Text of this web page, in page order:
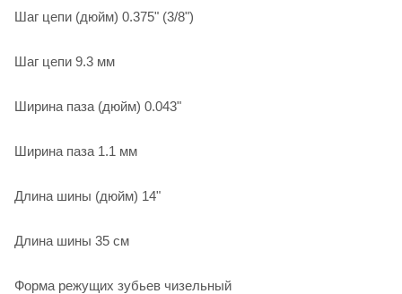
Шаг цепи (дюйм) 0.375" (3/8")
Шаг цепи 9.3 мм
Ширина паза (дюйм) 0.043"
Ширина паза 1.1 мм
Длина шины (дюйм) 14"
Длина шины 35 см
Форма режущих зубьев чизельный